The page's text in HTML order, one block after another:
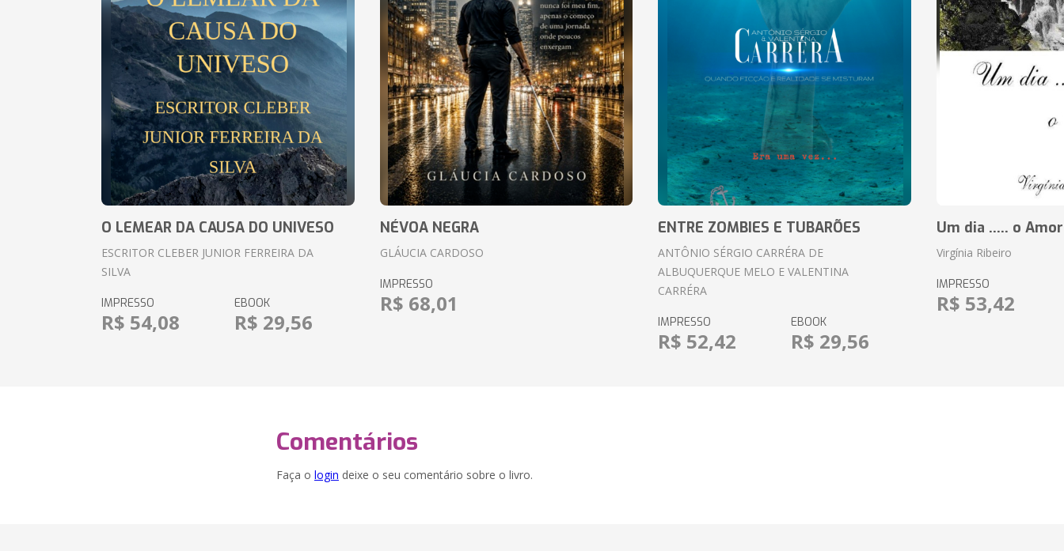
O LEMEAR DA CAUSA DO UNIVESO
ESCRITOR CLEBER JUNIOR FERREIRA DA
SILVA
IMPRESSO
R$ 54,08
EBOOK
R$ 29,56
NÉVOA NEGRA
GLÁUCIA CARDOSO
IMPRESSO
R$ 68,01
ENTRE ZOMBIES E TUBARÕES
ANTÔNIO SÉRGIO CARRÉRA DE
ALBUQUERQUE MELO E VALENTINA
CARRÉRA
IMPRESSO
R$ 52,42
EBOOK
R$ 29,56
Um dia ..... o Amor
Virgínia Ribeiro
IMPRESSO
R$ 53,42
Comentários
Faça o login deixe o seu comentário sobre o livro.